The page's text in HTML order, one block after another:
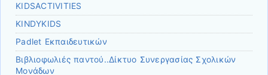
KIDSACTIVITIES
KINDYKIDS
Padlet Εκπαιδευτικών
Βιβλιοφωλιές παντού..Δίκτυο Συνεργασίας Σχολικών
Μονάδων